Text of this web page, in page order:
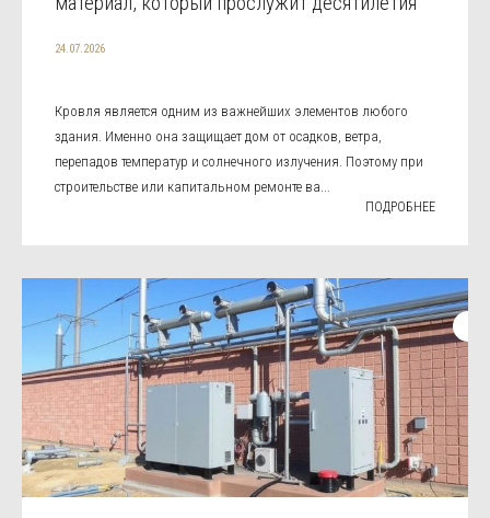
24.07.2026
Кровля является одним из важнейших элементов любого
здания. Именно она защищает дом от осадков, ветра,
перепадов температур и солнечного излучения. Поэтому при
строительстве или капитальном ремонте ва...
ПОДРОБНЕЕ